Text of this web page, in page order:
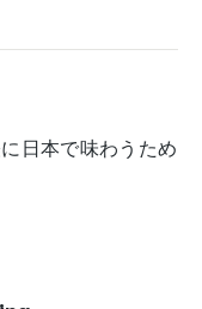
日本で味わうため